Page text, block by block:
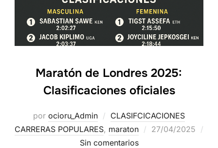
Maratón de Londres 2025:
Clasificaciones oficiales
por ocioru_Admin
CLASIFCICACIONES
CARRERAS POPULARES, maraton
27/04/2025
Sin comentarios